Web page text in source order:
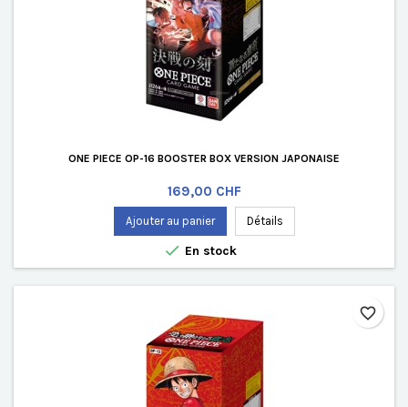
ONE PIECE OP-16 BOOSTER BOX VERSION JAPONAISE
Prix
169,00 CHF
Ajouter au panier Détails
 En stock
favorite_border